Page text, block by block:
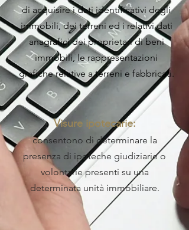
di acquisire i dati identificativi degli
immobili, dei terreni ed i relativi dati
anagrafici dei proprietari di beni
immobili, le rappresentazioni
grafiche relative a terreni e fabbricati.
Visure ipotecarie:
consentono di determinare la
presenza di ipoteche giudiziarie o
volontarie presenti su una
determinata unità immobiliare.